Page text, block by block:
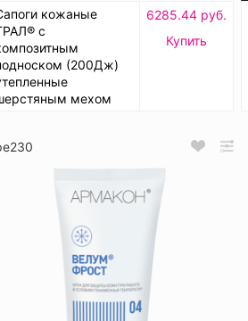
кожаные
с
(200Дж)
мехом
6285.44 руб.
Купить